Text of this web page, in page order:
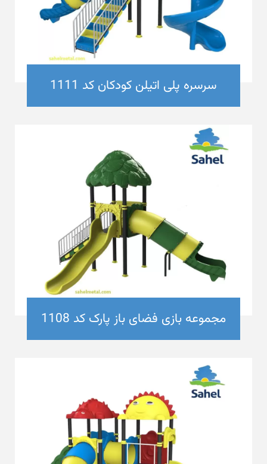
سرسره پلی اتیلن کودکان کد 1111
مجموعه بازی فضای باز پارک کد 1108